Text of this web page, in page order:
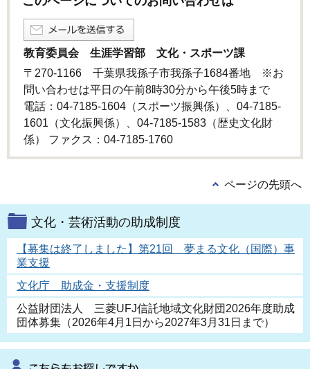
教育委員会 生涯学習部 文化・スポーツ課
〒270-1166 千葉県我孫子市我孫子1684番地 ※お
問い合わせは平日の午前8時30分から午後5時まで
電話：04-7185-1604（スポーツ振興係）、04-7185-
1601（文化振興係）、04-7185-1583（歴史文化財
係） ファクス：04-7185-1760
ページの先頭へ
文化・芸術活動の助成制度
【募集は終了しました】第21回 夢まる文化（国際）事
業支援
文化庁 助成金・支援制度
公益財団法人 三菱UFJ信託地域文化財団2026年度助成
団体募集（2026年4月1日から2027年3月31日まで）